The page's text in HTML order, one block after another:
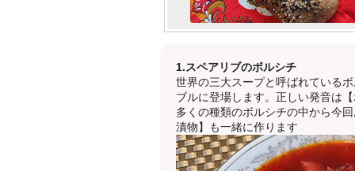
1.スペアリブのボルシチ
世界の三大スープと呼ばれている
ブルに登場します。正しい発音は
多くの種類のボルシチの中から今
漬物】も一緒に作ります